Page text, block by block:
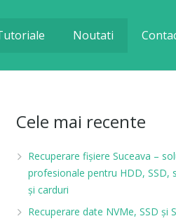
Noutati
Cele mai recente
Recuperare fișiere Suceava –
profesionale pentru HDD, SSD,
și carduri
Recuperare date NVMe, SSD și